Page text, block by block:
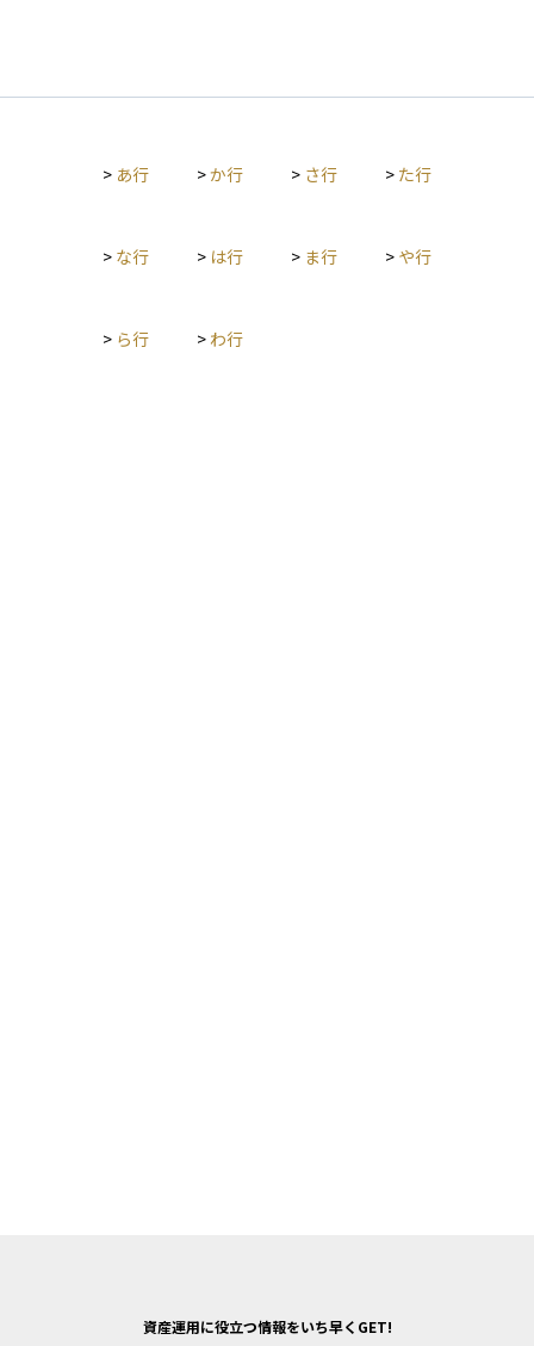
> あ行 >か行 > さ行 > た行
> な行 > は行 > ま行 > や行
> ら行 > わ行
資産運用に役立つ情報をいち早くGET!